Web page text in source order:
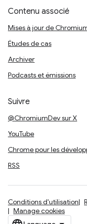
Contenu associé
Mises à jour de
Études de cas
Archiver
Podcasts et émissions
Suivre
@ChromiumDev sur X
YouTube
Chrome pour les
RSS
Conditions d'utilisation
Manage cookies